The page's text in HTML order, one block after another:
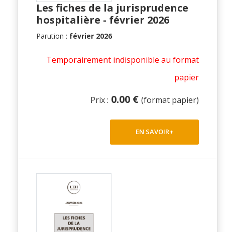
Les fiches de la jurisprudence
hospitalière - février 2026
Parution : février 2026
Temporairement indisponible au format
papier
Prix : 0.00 € (format papier)
EN SAVOIR+